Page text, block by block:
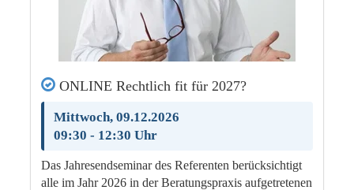
ONLINE Rechtlich fit für 2027?
Mittwoch, 09.12.2026
09:30 - 12:30 Uhr
Das Jah­re­send­se­minar des Re­fe­ren­ten be­rück­sich­tigt
al­le im Jahr 2026 in der Be­ra­tungs­pra­xis auf­ge­tre­te­nen